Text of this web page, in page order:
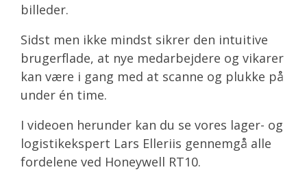
billeder.
Sidst men ikke mindst sikrer den intuitive
brugerflade, at nye medarbejdere og vikarer
kan være i gang med at scanne og plukke på
under én time.
I videoen herunder kan du se vores lager- og
logistikekspert Lars Elleriis gennemgå alle
fordelene ved Honeywell RT10.